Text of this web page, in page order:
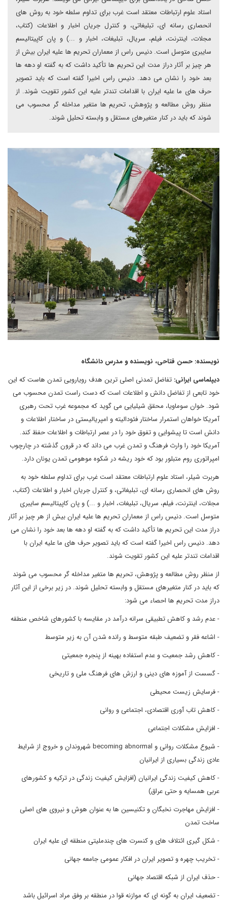
استاد علوم ارتباطات معتقد است غرب برای تداوم سلطه خود به روش های
انحصاری رسانه ای، تبلیغاتی، و کنترل جریان اخبار و اطلاعات (کتاب،
مجلات، اینترنت، فیلم، سریال، تبلیغات، اخبار و ...) و پان کاپیتالیسم
سایبری متوسل است. دنیس راس از معماران تحریم ها علیه ایران بیش از
هر چیز بر آثار دراز مدت این تحریم ها تأکید داشت که به گفته او دهه ها
بعد خود را نشان می دهد. دنیس راس اخیرا گفته است که باید تصویر
حرف های ما علیه ایران با اقدامات تندتر علیه این کشور تقویت شوند. از
منظر روش مطالعه و پژوهش، تحریم ها متغیر مداخله گر محسوب می
شوند که باید در کنار متغیرهای مستقل و وابسته تحلیل شوند.
نویسنده: حسن فتاحی، نویسنده و مدرس دانشگاه
دیپلماسی ایرانی: تفاضل تمدنی اصلی ترین هدف رویارویی تمدن هاست که این
خود تابعی از تفاضل دانش و اطلاعات است که دست راست تمدن محسوب می
شود. خوان سوماویا، محقق شیلیایی می گوید که مجموعه غرب تحت رهبری
آمریکا خواهان استمرار ساختار فئودالیته و امپریالیستی در ساختار اطلاعات و
دانش است تا پیشوایی و تفوق خود را در عصر ارتباطات و اطلاعات حفظ کند.
آمریکا خود را وارث فرهنگ و تمدن غرب می داند که در قرون گذشته در چارچوب
امپراتوری روم متبلور بود که خود ریشه در شکوه موهومی تمدن یونان دارد.
هربرت شیلر، استاد علوم ارتباطات معتقد است غرب برای تداوم سلطه خود به
روش های انحصاری رسانه ای، تبلیغاتی، و کنترل جریان اخبار و اطلاعات (کتاب،
مجلات، اینترنت، فیلم، سریال، تبلیغات، اخبار و ...) و پان کاپیتالیسم سایبری
متوسل است. دنیس راس از معماران تحریم ها علیه ایران بیش از هر چیز بر آثار
دراز مدت این تحریم ها تأکید داشت که به گفته او دهه ها بعد خود را نشان می
دهد. دنیس راس اخیرا گفته است که باید تصویر حرف های ما علیه ایران با
اقدامات تندتر علیه این کشور تقویت شوند.
از منظر روش مطالعه و پژوهش، تحریم ها متغیر مداخله گر محسوب می شوند
که باید در کنار متغیرهای مستقل و وابسته تحلیل شوند. در زیر برخی از این آثار
دراز مدت تحریم ها احصاء می شود:
- عدم رشد و کاهش تطبیقی سرانه درآمد در مقایسه با کشورهای شاخص منطقه
- اشاعه فقر و تضعیف طبقه متوسط و رانده شدن آن به زیر متوسط
- کاهش رشد جمعیت و عدم استفاده بهینه از پنجره جمعیتی
- گسست از آموزه های دینی و ارزش های فرهنگ ملی و تاریخی
- فرسایش زیست محیطی
- کاهش تاب آوری اقتصادی، اجتماعی و روانی
- افزایش مشکلات اجتماعی
- شیوع مشکلات روانی و becoming abnormal شهروندان و خروج از شرایط
عادی زندگی بسیاری از ایرانیان
- کاهش کیفیت زندگی ایرانیان (افزایش کیفیت زندگی در ترکیه و کشورهای
عربی همسایه و حتی عراق)
- افزایش مهاجرت نخبگان و تکنیسین ها به عنوان هوش و نیروی های اصلی
ساخت تمدن
- شکل گیری ائتلاف های و کنسرت های چندملیتی منطقه ای علیه ایران
- تخریب چهره و تصویر ایران در افکار عمومی جامعه جهانی
- حذف ایران از شبکه اقتصاد جهانی
- تضعیف ایران به گونه ای که موازنه قوا در منطقه بر وفق مراد اسرائیل باشد